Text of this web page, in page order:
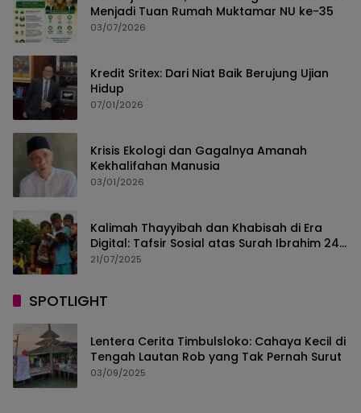
Menjadi Tuan Rumah Muktamar NU ke-35
03/07/2026
Kredit Sritex: Dari Niat Baik Berujung Ujian
Hidup
07/01/2026
Krisis Ekologi dan Gagalnya Amanah
Kekhalifahan Manusia
03/01/2026
Kalimah Thayyibah dan Khabisah di Era
Digital: Tafsir Sosial atas Surah Ibrahim 24–
30
21/07/2025
SPOTLIGHT
Lentera Cerita Timbulsloko: Cahaya Kecil di
Tengah Lautan Rob yang Tak Pernah Surut
03/09/2025